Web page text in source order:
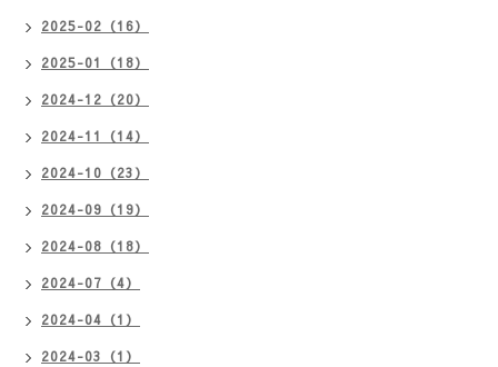
2025-02（16）
2025-01（18）
2024-12（20）
2024-11（14）
2024-10（23）
2024-09（19）
2024-08（18）
2024-07（4）
2024-04（1）
2024-03（1）